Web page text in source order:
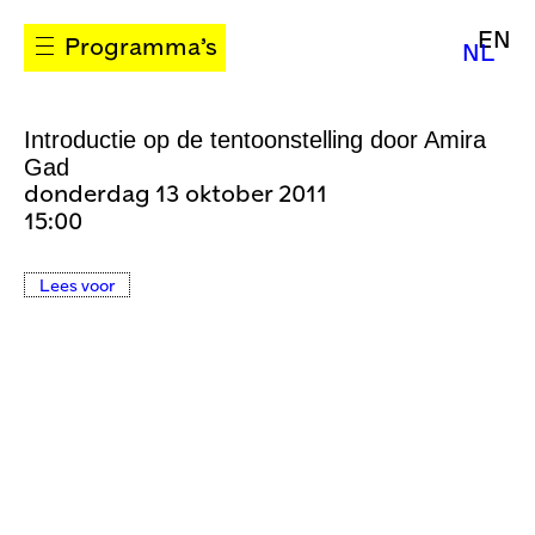
Programma’s NL
EN
Introductie op de tentoonstelling door Amira
Gad
donderdag 13 oktober 2011
15:00
Lees voor